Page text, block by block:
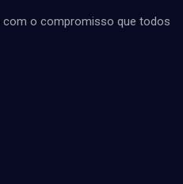
o compromisso que todos